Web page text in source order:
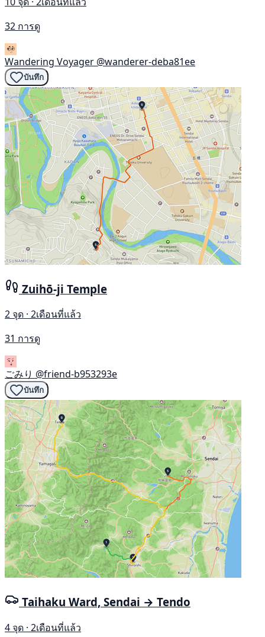
32 การดู
Wandering Voyager @wanderer-deba81ee
บันทึก
Zuihō-ji Temple
2 จุด · 2เดือนที่แล้ว
31 การดู
ごみり @friend-b953293e
บันทึก
Taihaku Ward, Sendai → Tendo
4 จุด · 2เดือนที่แล้ว